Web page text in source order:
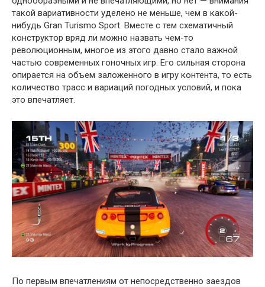
такой вариативности уделено не меньше, чем в какой-
нибудь Gran Turismo Sport. Вместе с тем схематичный
конструктор вряд ли можно назвать чем-то
революционным, многое из этого давно стало важной
частью современных гоночных игр. Его сильная сторона
опирается на объем заложенного в игру контента, то есть
количество трасс и вариаций погодных условий, и пока
это впечатляет.
По первым впечатлениям от непосредственно заездов